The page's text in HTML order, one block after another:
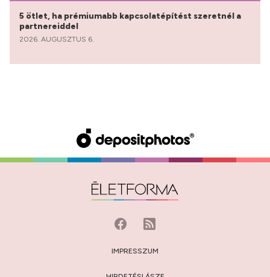
5 ötlet, ha prémiumabb kapcsolatépítést szeretnél a
partnereiddel
2026. AUGUSZTUS 6.
IMPRESSZUM